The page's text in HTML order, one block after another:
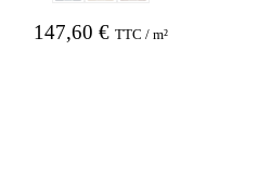
147,60 € TTC / m²